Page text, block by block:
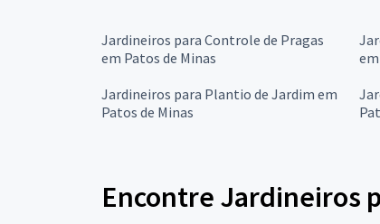
Jardineiros para Controle de Pragas
em Patos de Minas
Jardineiros para Plantio de Jardim em
Patos de Minas
Encontre Jardineiros